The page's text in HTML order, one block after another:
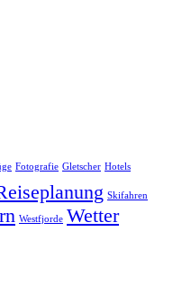
Fotografie Gletscher Hotels
Skifahren
Westfjorde Wetter